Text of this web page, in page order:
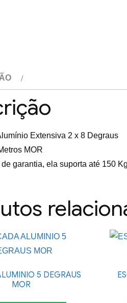
Extensiva 2 x 8 Degraus
MOR
garantia, ela suporta até 150
5 DEGRAUS
MOR